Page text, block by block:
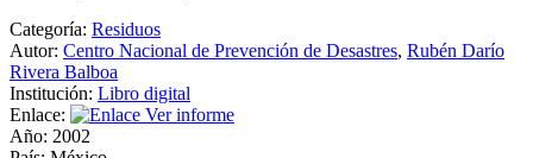
Categoría: Residuos
Autor: Centro Nacional de Prevención de Desastres, Rubén Darío
Rivera Balboa
Institución: Libro digital
Enlace:
Ver informe
Año: 2002